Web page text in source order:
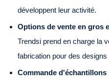
développent leur activité.
Options de vente en gros
Trendsi prend en charge la
fabrication pour des
Commande d'échantillons